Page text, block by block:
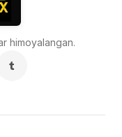
himoyalangan.